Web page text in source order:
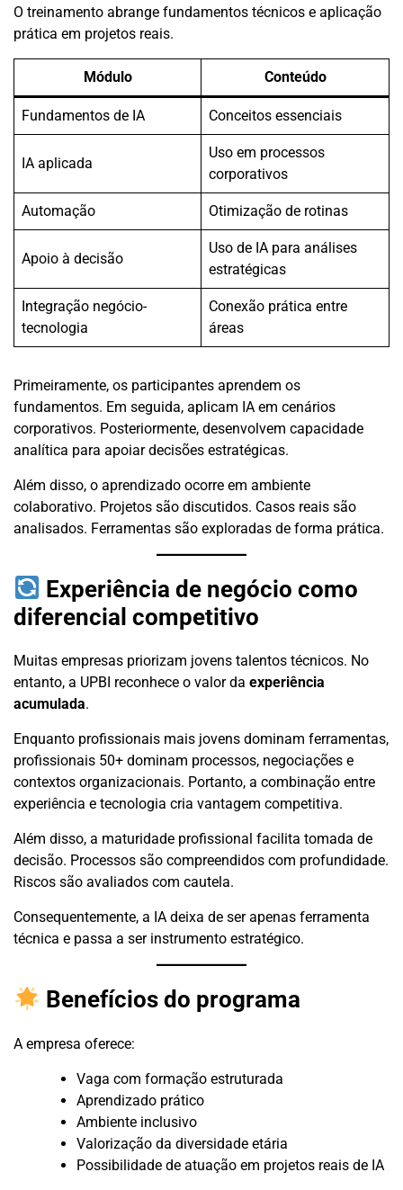
O treinamento abrange fundamentos técnicos e aplicação
prática em projetos reais.
Módulo Conteúdo
Fundamentos de IA Conceitos essenciais
IA aplicada
Uso em processos
corporativos
Automação Otimização de rotinas
Apoio à decisão
Uso de IA para análises
estratégicas
Integração negócio-
tecnologia
Conexão prática entre
áreas
Primeiramente, os participantes aprendem os
fundamentos. Em seguida, aplicam IA em cenários
corporativos. Posteriormente, desenvolvem capacidade
analítica para apoiar decisões estratégicas.
Além disso, o aprendizado ocorre em ambiente
colaborativo. Projetos são discutidos. Casos reais são
analisados. Ferramentas são exploradas de forma prática.
Experiência de negócio como
diferencial competitivo
Muitas empresas priorizam jovens talentos técnicos. No
entanto, a UPBI reconhece o valor da experiência
acumulada.
Enquanto profissionais mais jovens dominam ferramentas,
profissionais 50+ dominam processos, negociações e
contextos organizacionais. Portanto, a combinação entre
experiência e tecnologia cria vantagem competitiva.
Além disso, a maturidade profissional facilita tomada de
decisão. Processos são compreendidos com profundidade.
Riscos são avaliados com cautela.
Consequentemente, a IA deixa de ser apenas ferramenta
técnica e passa a ser instrumento estratégico.
Benefícios do programa
A empresa oferece:
Vaga com formação estruturada
Aprendizado prático
Ambiente inclusivo
Valorização da diversidade etária
Possibilidade de atuação em projetos reais de IA